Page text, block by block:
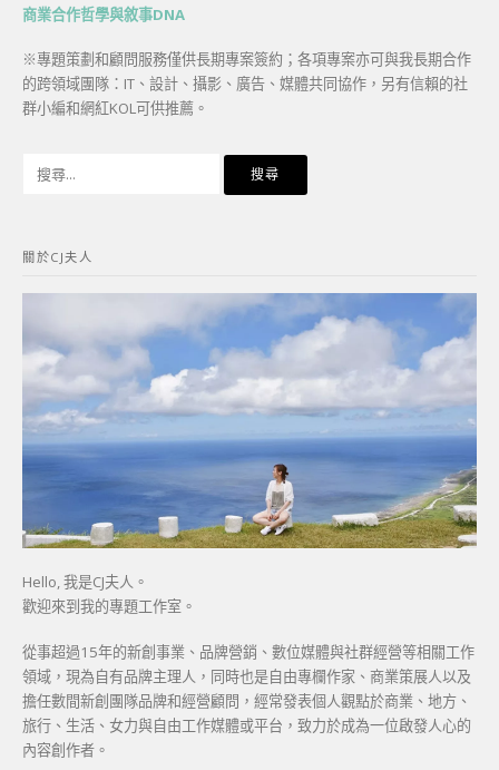
商業合作哲學與敘事DNA
※專題策劃和顧問服務僅供長期專案簽約；各項專案亦可與我長期合作
的跨領域團隊：IT、設計、攝影、廣告、媒體共同協作，另有信賴的社
群小編和網紅KOL可供推薦。
字:
關於CJ夫人
Hello, 我是CJ夫人。
歡迎來到我的專題工作室。
從事超過15年的新創事業、品牌營銷、數位媒體與社群經營等相關工作
領域，現為自有品牌主理人，同時也是自由專欄作家、商業策展人以及
擔任數間新創團隊品牌和經營顧問，經常發表個人觀點於商業、地方、
旅行、生活、女力與自由工作媒體或平台，致力於成為一位啟發人心的
內容創作者。